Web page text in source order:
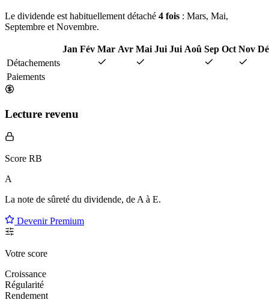
Le dividende est habituellement détaché 4 fois : Mars, Mai,
Septembre et Novembre.
Jan Fév Mar Avr Mai Jui Jui Aoû Sep Oct Nov
Détachements
Paiements
Lecture revenu
Score RB
A
La note de sûreté du dividende, de A à E.
Devenir Premium
Votre score
Croissance
Régularité
Rendement